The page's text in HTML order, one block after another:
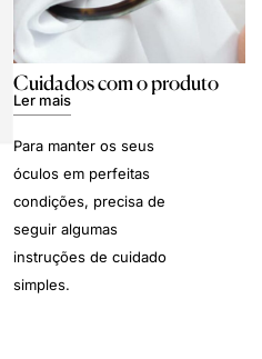
Cuidados com o produto
Ler mais
Para manter os seus
óculos em perfeitas
condições, precisa de
seguir algumas
instruções de cuidado
simples.